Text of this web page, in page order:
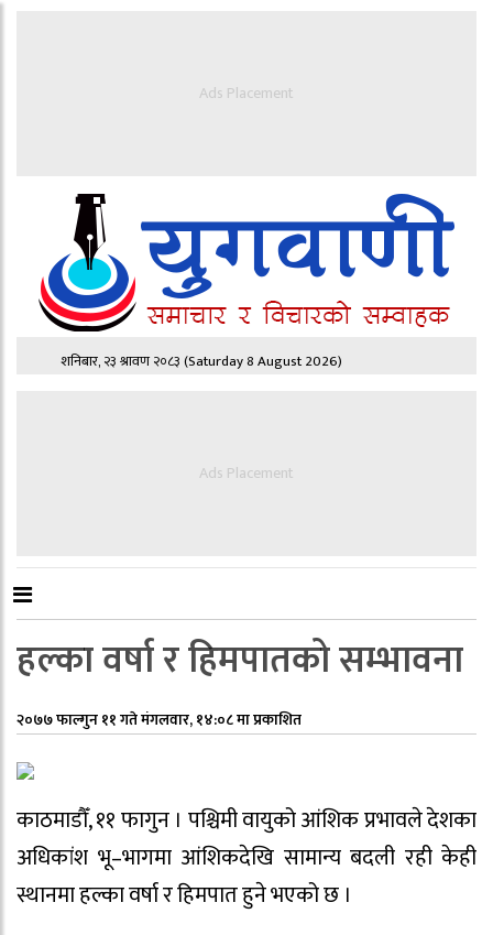
Ads Placement
शनिबार, २३ श्रावण २०८३(Saturday 8 August 2026)
Ads Placement
हल्का वर्षा र हिमपातको सम्भावना
२०७७ फाल्गुन ११ गते मंगलवार, १४:०८ मा प्रकाशित
काठमाडौँ, ११ फागुन । पश्चिमी वायुको आंशिक प्रभावले देशका
अधिकांश भू–भागमा आंशिकदेखि सामान्य बदली रही केही
स्थानमा हल्का वर्षा र हिमपात हुने भएको छ ।